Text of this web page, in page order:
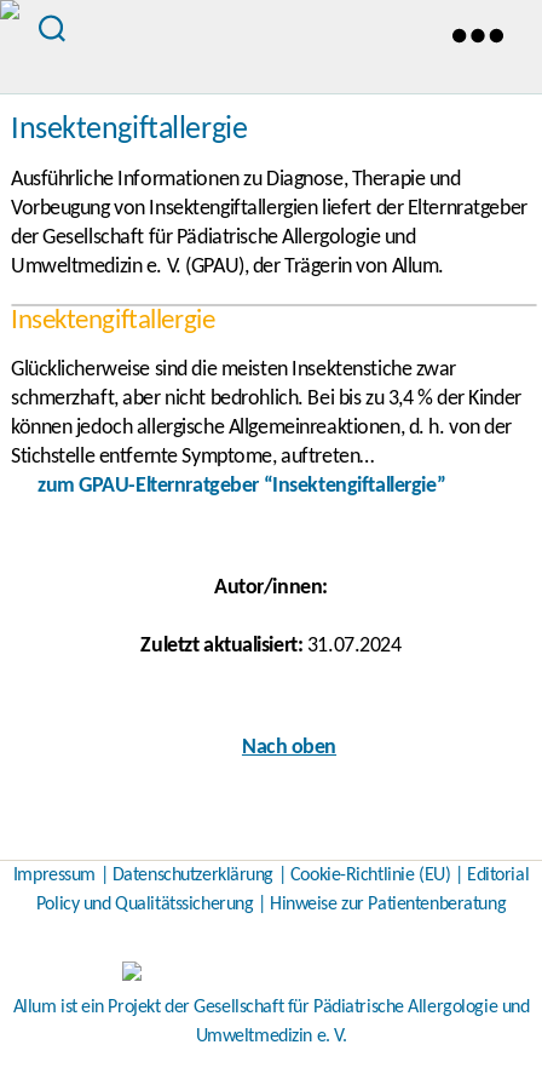
Insektengiftallergie
Ausführliche Informationen zu Diagnose, Therapie und
Vorbeugung von Insektengiftallergien liefert der Elternratgeber
der Gesellschaft für Pädiatrische Allergologie und
Umweltmedizin e. V. (GPAU), der Trägerin von Allum.
Insektengiftallergie
Glücklicherweise sind die meisten Insektenstiche zwar
schmerzhaft, aber nicht bedrohlich. Bei bis zu 3,4 % der Kinder
können jedoch allergische Allgemeinreaktionen, d. h. von der
Stichstelle entfernte Symptome, auftreten…
zum GPAU-Elternratgeber “Insektengiftallergie”
Autor/innen:
Zuletzt aktualisiert: 31.07.2024
Nach oben
Impressum Datenschutzerklärung Cookie-Richtlinie (EU)
Editorial
Policy und Qualitätssicherung| Hinweise zur Patientenberatung
Allum ist ein Projekt derGesellschaft für Pädiatrische Allergologie und
Umweltmedizin e. V.